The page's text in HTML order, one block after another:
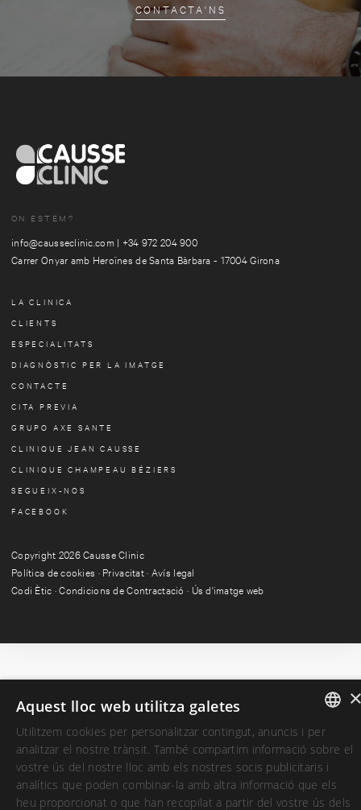
CONTACTA'NS
ON ESTEM?
info@causseclinic.com | +34 972 204 900
Carrer Onyar amb Heroïnes de Santa Bàrbara - 17004 Girona
LA CLINICA
CLIENTS
ESPECIALITATS
DIAGNÒSTIC PER LA IMATGE
CONTACTE
CITA PREVIA
GRUPO AXE SANTE
CLINIQUE JEAN CAUSSE
CLINIQUE CHAMPEAU BÉZIERS
SEGUEIX-NOS
FACEBOOK
Copyright 2026 Causse Clinic
Política de cookies · Privacitat· Avís legal
Codi Ètic ·Condicions de Contractació · Ús d'imatge web
SPANISH
CATALAN
Aquest lloc web utilitza galetes
Utilitzem cookies per personalitzar contingut, anuncis i per
analitzar el nostre trànsit. També compartim informació sobre el
vostre ús del nostre lloc amb els nostres socis publicitaris i
analítics que poden combinar-la amb altra informació que els
heu proporcionat o que han recopilat a partir del vostre ús dels